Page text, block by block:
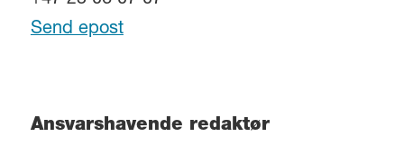
Send epost
Ansvarshavende redaktør